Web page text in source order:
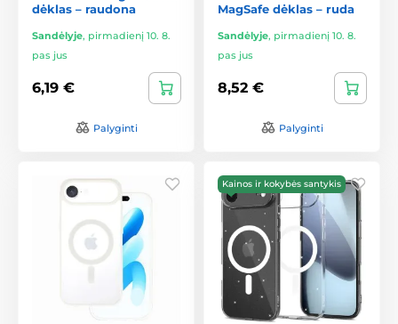
dėklas – raudona
Sandėlyje, pirmadienį 10. 8.
pas jus
6,19 €
Palyginti
MagSafe dėklas – ruda
Sandėlyje, pirmadienį 10. 8.
pas jus
8,52 €
Palyginti
Kainos ir kokybės santykis